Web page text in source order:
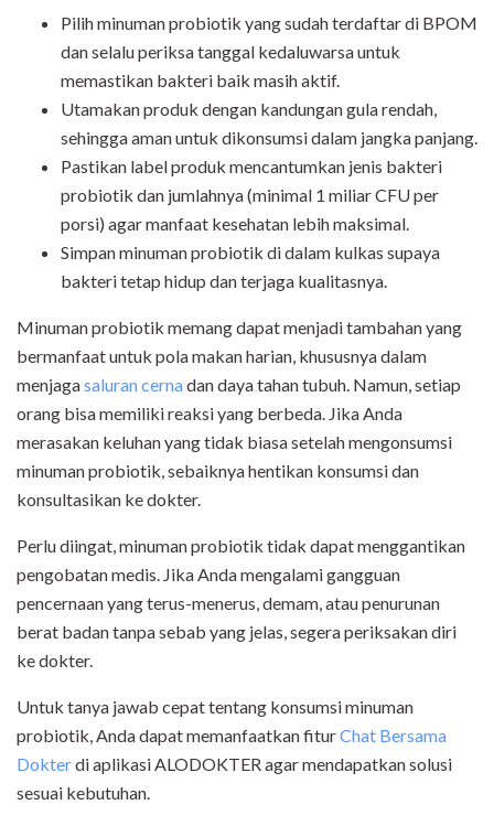
Pilih minuman probiotik yang sudah terdaftar di BPOM
dan selalu periksa tanggal kedaluwarsa untuk
memastikan bakteri baik masih aktif.
Utamakan produk dengan kandungan gula rendah,
sehingga aman untuk dikonsumsi dalam jangka panjang.
Pastikan label produk mencantumkan jenis bakteri
probiotik dan jumlahnya (minimal 1 miliar CFU per
porsi) agar manfaat kesehatan lebih maksimal.
Simpan minuman probiotik di dalam kulkas supaya
bakteri tetap hidup dan terjaga kualitasnya.
Minuman probiotik memang dapat menjadi tambahan yang
bermanfaat untuk pola makan harian, khususnya dalam
menjagasaluran cernadan daya tahan tubuh. Namun, setiap
orang bisa memiliki reaksi yang berbeda. Jika Anda
merasakan keluhan yang tidak biasa setelah mengonsumsi
minuman probiotik, sebaiknya hentikan konsumsi dan
konsultasikan ke dokter.
Perlu diingat, minuman probiotik tidak dapat menggantikan
pengobatan medis. Jika Anda mengalami gangguan
pencernaan yang terus-menerus, demam, atau penurunan
berat badan tanpa sebab yang jelas, segera periksakan diri
ke dokter.
Untuk tanya jawab cepat tentang konsumsi minuman
probiotik, Anda dapat memanfaatkan fiturChat Bersama
Dokterdi aplikasi ALODOKTER agar mendapatkan solusi
sesuai kebutuhan.